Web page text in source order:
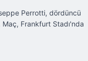
Perrotti, dördüncü
Maç, Frankfurt Stadı'nda